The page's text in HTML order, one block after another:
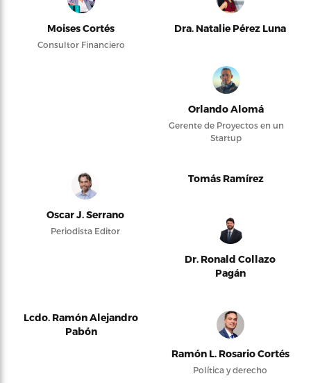
Moises Cortés
Consultor Financiero
Dra. Natalie Pérez Luna
Orlando Alomá
Gerente de Proyectos en un
Startup
Oscar J. Serrano
Periodista Editor
Tomás Ramírez
Dr. Ronald Collazo
Pagán
Lcdo. Ramón Alejandro
Pabón
Ramón L. Rosario Cortés
Política y derecho